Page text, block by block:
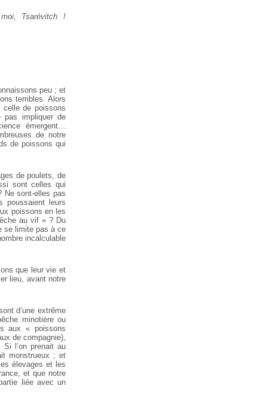
Tsarévitch !
peu ; et
terribles. Alors
de poissons
pas impliquer de
émergent…
de notre
de poissons qui
de poulets, de
sont celles qui
Ne sont-elles pas
poussaient leurs
poissons en les
au vif » ? Du
se limite pas à ce
incalculable
que leur vie et
lieu, avant notre
d’une extrême
minotière ou
aux « poissons
de compagnie),
l’on prenait au
monstrueux ; et
élevages et les
et que notre
liée avec un